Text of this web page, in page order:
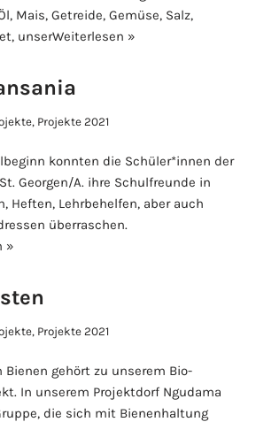
Mais, Getreide, Gemüse, Salz,
unserWeiterlesen »
, Projekte 2021
konnten die Schüler*innen der
Georgen/A. ihre Schulfreunde in
Heften, Lehrbehelfen, aber auch
überraschen.
»
, Projekte 2021
gehört zu unserem Bio-
In unserem Projektdorf Ngudama
die sich mit Bienenhaltung